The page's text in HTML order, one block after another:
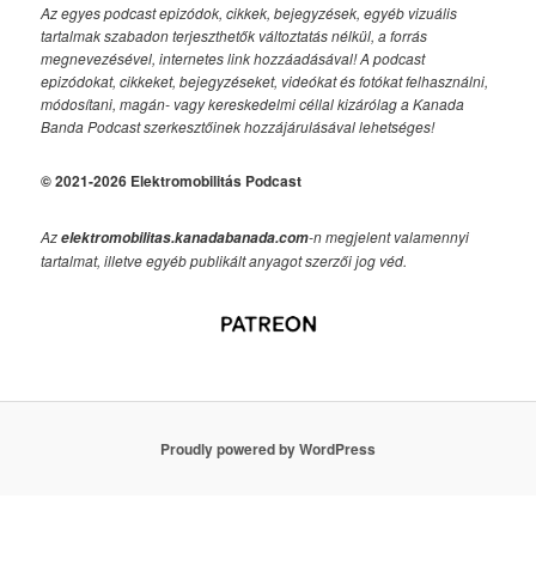
Az egyes podcast epizódok, cikkek, bejegyzések, egyéb vizuális
tartalmak szabadon terjeszthetők változtatás nélkül, a forrás
megnevezésével, internetes link hozzáadásával!A podcast
epizódokat, cikkeket, bejegyzéseket, videókat és fotókat felhasználni,
módosítani, magán- vagy kereskedelmi céllal kizárólag a Kanada
Banda Podcast szerkesztőinek hozzájárulásával lehetséges!
© 2021-2026 Elektromobilitás Podcast
Azelektromobilitas.kanadabanada.com-n megjelent valamennyi
tartalmat, illetve egyéb publikált anyagot szerzői jog véd.
Proudly powered by WordPress